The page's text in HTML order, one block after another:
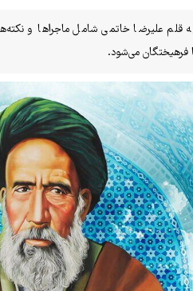
قلم علیرضا خاتمی شامل ماجراها و
فرهیختگان می‌شود.